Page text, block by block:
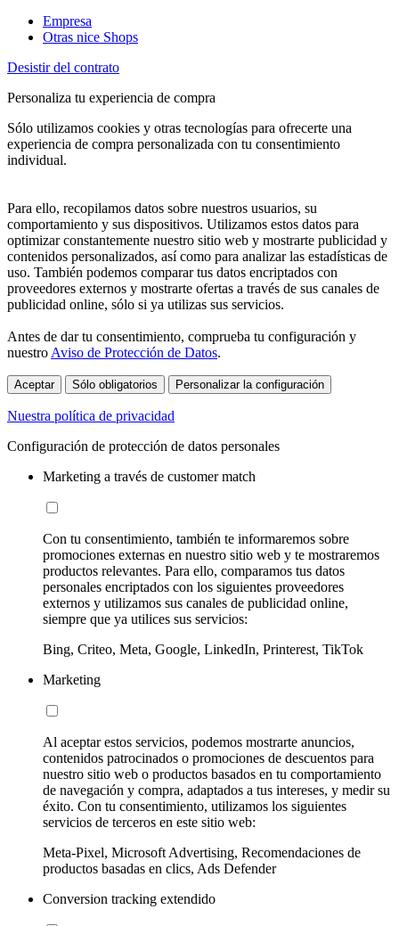
Empresa
Otras nice Shops
Desistir del contrato
Personaliza tu experiencia de compra
Sólo utilizamos cookies y otras tecnologías para ofrecerte una
experiencia de compra personalizada con tu consentimiento
individual.
Para ello, recopilamos datos sobre nuestros usuarios, su
comportamiento y sus dispositivos. Utilizamos estos datos para
optimizar constantemente nuestro sitio web y mostrarte publicidad y
contenidos personalizados, así como para analizar las estadísticas de
uso. También podemos comparar tus datos encriptados con
proveedores externos y mostrarte ofertas a través de sus canales de
publicidad online, sólo si ya utilizas sus servicios.
Antes de dar tu consentimiento, comprueba tu configuración y
nuestro Aviso de Protección de Datos.
Aceptar Sólo obligatorios Personalizar la configuración
Nuestra política de privacidad
Configuración de protección de datos personales
Marketing a través de customer match
Con tu consentimiento, también te informaremos sobre
promociones externas en nuestro sitio web y te mostraremos
productos relevantes. Para ello, comparamos tus datos
personales encriptados con los siguientes proveedores
externos y utilizamos sus canales de publicidad online,
siempre que ya utilices sus servicios:
Bing, Criteo, Meta, Google, LinkedIn, Printerest, TikTok
Marketing
Al aceptar estos servicios, podemos mostrarte anuncios,
contenidos patrocinados o promociones de descuentos para
nuestro sitio web o productos basados en tu comportamiento
de navegación y compra, adaptados a tus intereses, y medir su
éxito. Con tu consentimiento, utilizamos los siguientes
servicios de terceros en este sitio web:
Meta-Pixel, Microsoft Advertising, Recomendaciones de
productos basadas en clics, Ads Defender
Conversion tracking extendido